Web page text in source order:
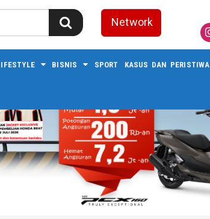
Network
BISNIS SPORT KASUS DAN PERISTIWA